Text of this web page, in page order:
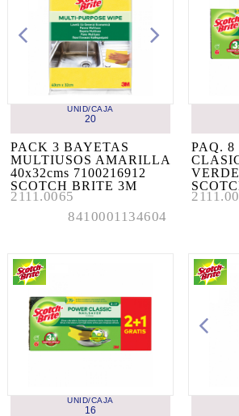
UNID/CAJA
20
PACK 3 BAYETAS
MULTIUSOS AMARILLA
40x32cms 7100216912
SCOTCH BRITE 3M
2111.0065
8410001134604
PAQ. 8
UNID/CAJA
16